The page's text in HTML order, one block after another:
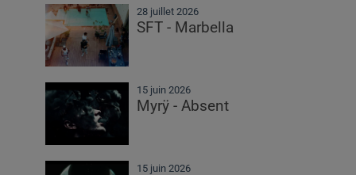
28 juillet 2026
SFT - Marbella
15 juin 2026
Myrÿ - Absent
15 juin 2026